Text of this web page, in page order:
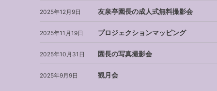
2025年12月9日 友泉亭園長の成人式無料撮影会
2025年11月19日 プロジェクションマッピング
2025年10月31日 園長の写真撮影会
2025年9月9日 観月会